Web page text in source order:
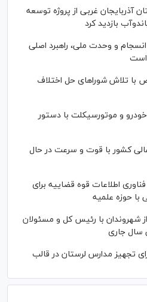
آذربایجان غربی از پروژه توسعه
بازدید کرد
و وحدت ملی، راهبرد اصلی
است
قصاص با تلاش شورا‌های حل اختلاف
دستگاه خودرو و موتورسیکلت با دستور
کشور با قوت و سرعت در حال
فناوری اطلاعات قوه قضاییه برای
با حوزه علمیه
۶ هزار و ۷۶۰ نفر از شهروندان با رئیس کل و مسئولان
سال جاری
تجهیز مدارس لرستان در قالب